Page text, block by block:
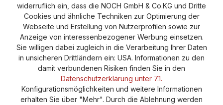
Versand und Zahlung
AGB
Cookie-Einstellungen
Barrierefreiheitserklärung
widerruflich ein, dass die NOCH GmbH & Co.KG und Dritte
Cookies und ähnliche Techniken zur Optimierung der
Webseite und Erstellung von Nutzerprofilen sowie zur
Anzeige von interessenbezogener Werbung einsetzen.
Sie willigen dabei zugleich in die Verarbeitung Ihrer Daten
in unsicheren Drittländern ein: USA. Informationen zu den
damit verbundenen Risiken finden Sie in den
Datenschutzerklärung unter 7.1.
Konfigurationsmöglichkeiten und weitere Informationen
erhalten Sie über "Mehr". Durch die Ablehnung werden